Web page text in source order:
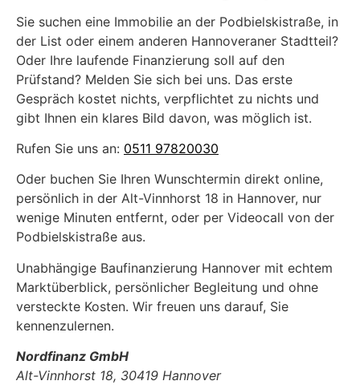
Sie suchen eine Immobilie an der Podbielskistraße, in
der List oder einem anderen Hannoveraner Stadtteil?
Oder Ihre laufende Finanzierung soll auf den
Prüfstand? Melden Sie sich bei uns. Das erste
Gespräch kostet nichts, verpflichtet zu nichts und
gibt Ihnen ein klares Bild davon, was möglich ist.
Rufen Sie uns an: 0511 97820030
Oder buchen Sie Ihren Wunschtermin direkt online,
persönlich in der Alt-Vinnhorst 18 in Hannover, nur
wenige Minuten entfernt, oder per Videocall von der
Podbielskistraße aus.
Unabhängige Baufinanzierung Hannover mit echtem
Marktüberblick, persönlicher Begleitung und ohne
versteckte Kosten. Wir freuen uns darauf, Sie
kennenzulernen.
Nordfinanz GmbH
Alt-Vinnhorst 18, 30419 Hannover